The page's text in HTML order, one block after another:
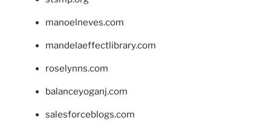
manoelneves.com
mandelaeffectlibrary.com
roselynns.com
balanceyoganj.com
salesforceblogs.com